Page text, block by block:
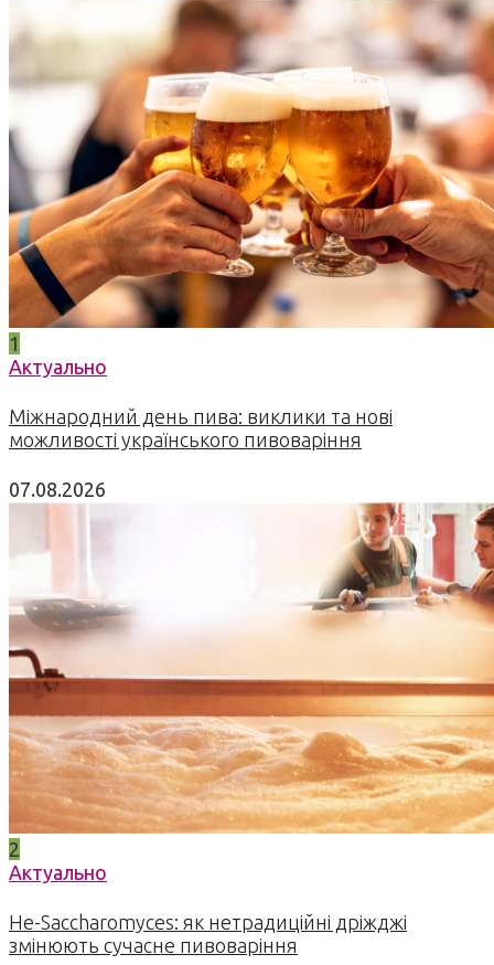
1
Актуально
Міжнародний день пива: виклики та нові
можливості українського пивоваріння
07.08.2026
2
Актуально
Не-Saccharomyces: як нетрадиційні дріжджі
змінюють сучасне пивоваріння